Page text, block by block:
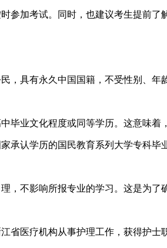
加考试。同时，也建议考生提前了
具有永久中国国籍，不受性别、年
业文化程度或同等学历。这意味着
认学历的国民教育系列大学专科毕
不影响所报专业的学习。这是为了
医疗机构从事护理工作，获得护士